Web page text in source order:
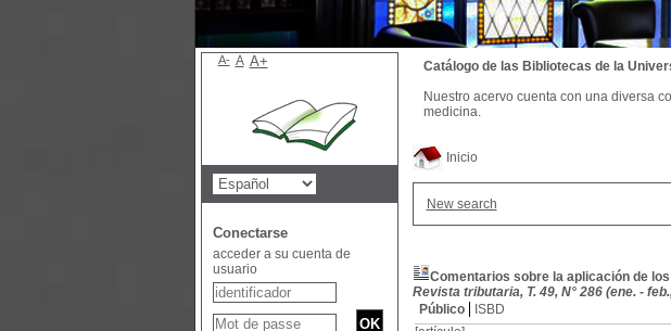
Inicio
New search
Comentarios sobre la aplicación de
Revista tributaria, T. 49, N° 286 (ene. -
Público
ISBD
Catálogo de las Bibliotecas de la
Nuestro acervo cuenta con una diversa
medicina.
A- A A+
Conectarse
acceder a su cuenta de
usuario